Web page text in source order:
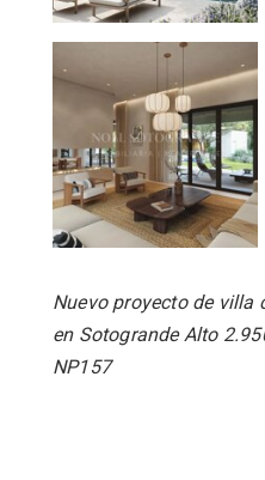
Nuevo proyecto de villa
en Sotogrande Alto
NP157